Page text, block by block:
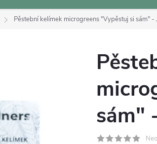
Pěstební kelímek microgreens "Vypěstuj si sám" -
sám"